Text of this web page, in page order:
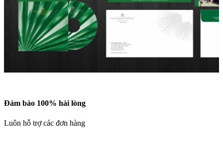
Đảm bảo 100% hài lòng
Luôn hỗ trợ các đơn hàng